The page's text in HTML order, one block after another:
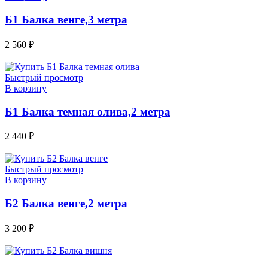
Б1 Балка венге,3 метра
2 560 ₽
Быстрый просмотр
В корзину
Б1 Балка темная олива,2 метра
2 440 ₽
Быстрый просмотр
В корзину
Б2 Балка венге,2 метра
3 200 ₽